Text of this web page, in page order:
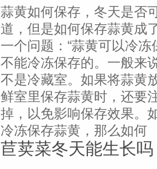
蒜黄如何保存，冬天是否
道，但是如何保存蒜黄成
一个问题：“蒜黄可以冷
不能冷冻保存的。一般来
不是冷藏室。如果将蒜黄
鲜室里保存蒜黄时，还要
掉，以免影响保存效果。
冷冻保存蒜黄，那么如何
苣荬菜冬天能生长吗